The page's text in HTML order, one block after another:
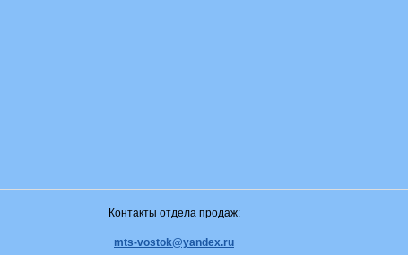
Контакты отдела продаж:
mts-vostok@yandex.ru